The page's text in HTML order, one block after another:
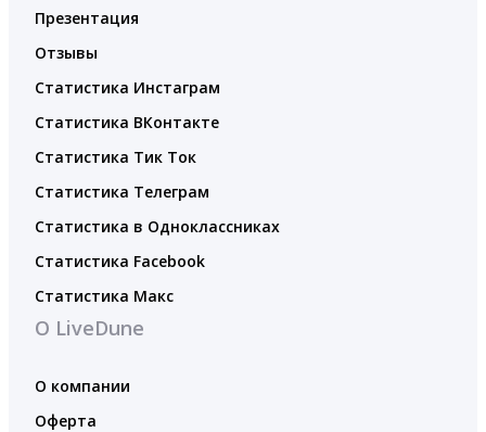
Презентация
Отзывы
Статистика Инстаграм
Статистика ВКонтакте
Статистика Тик Ток
Статистика Телеграм
Статистика в Одноклассниках
Статистика Facebook
Статистика Макс
О LiveDune
О компании
Оферта